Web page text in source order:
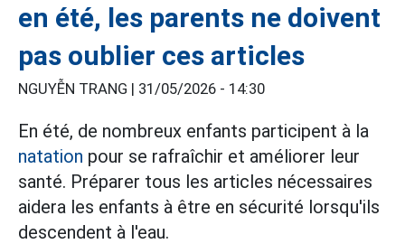
en été, les parents ne doivent
pas oublier ces articles
NGUYỄN TRANG | 31/05/2026 - 14:30
En été, de nombreux enfants participent à la
natation pour se rafraîchir et améliorer leur
santé. Préparer tous les articles nécessaires
aidera les enfants à être en sécurité lorsqu'ils
descendent à l'eau.